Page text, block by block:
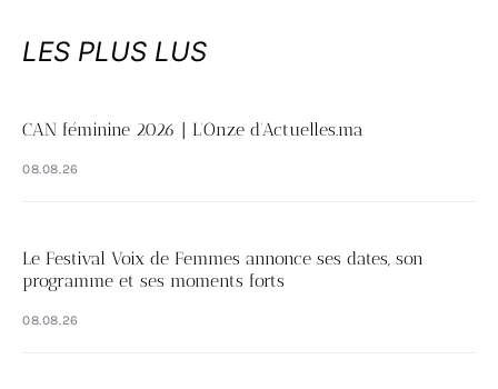
LES PLUS LUS
CAN féminine 2026 | L’Onze d’Actuelles.ma
08.08.26
Le Festival Voix de Femmes annonce ses dates, son
programme et ses moments forts
08.08.26